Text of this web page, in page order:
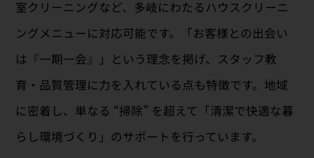
室クリーニングなど、多岐にわたるハウスクリーニ
ングメニューに対応可能です。「お客様との出会い
は『一期一会』」という理念を掲げ、スタッフ教
育・品質管理に力を入れている点も特徴です。地域
に密着し、単なる “掃除” を超えて「清潔で快適な暮
らし環境づくり」のサポートを行っています。